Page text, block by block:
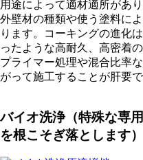
用途によって適材適所があ
外壁材の種類や使う塗料に
ります。コーキングの進化
ったような高耐久、高密着
プライマー処理や混合比率
がって施工することが肝要で
バイオ洗浄（特殊な専
を根こそぎ落とします）